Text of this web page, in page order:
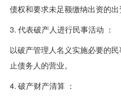
债权和要求未足额缴纳出资的出
3. 代表破产人进行民事活动 ：
以破产管理人名义实施必要的
止债务人的营业。
4. 破产财产清算 ：